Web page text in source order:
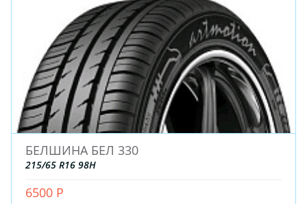
ДЛЯ ГРУЗОВЫХ АВТО
ДЛЯ ГРУЗОВЫХ АВТО
ДЛЯ ЛЕГКОВЫХ АВТО
ШИНЫ
АККУМУЛЯТОРЫ
БЕЛШИНА БЕЛ 330
215/65 R16 98H
6500 Р